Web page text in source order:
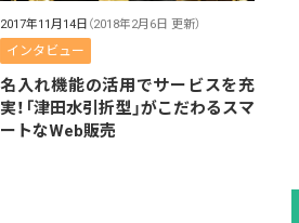
2017年11月14日 （2018年2月6日 更新）
インタビュー
名入れ機能の活用でサービスを充
実！「津田水引折型」がこだわるスマ
ートなWeb販売